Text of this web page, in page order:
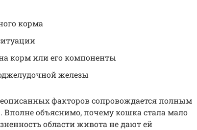
корма
корм или его компоненты
железы
факторов сопровождается полным
объяснимо, почему кошка стала мало
области живота не дают ей